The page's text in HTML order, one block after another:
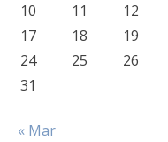
10
11 12
17
18 19
24
25 26
31
« Mar